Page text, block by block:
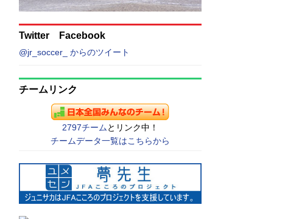
Twitter Facebook
@jr_soccer_ からのツイート
チームリンク
2797チーム とリンク中！
チームデータ一覧はこちらから